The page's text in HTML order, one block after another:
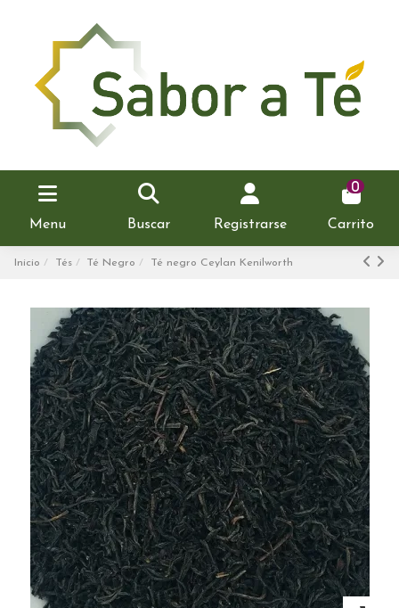
Menu Buscar Registrarse
0
Carrito
Inicio Tés Té Negro Té negro Ceylan Kenilworth